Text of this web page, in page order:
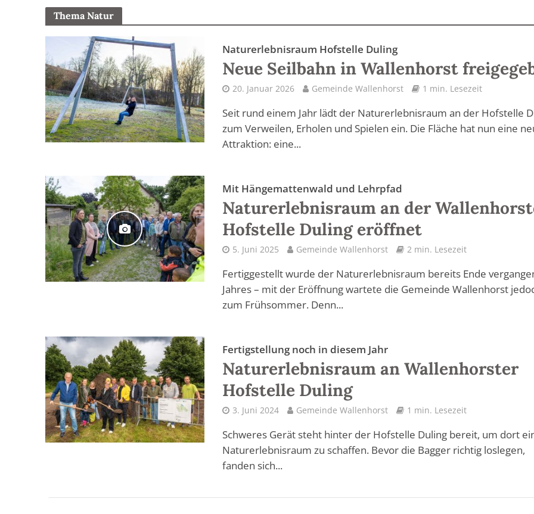
Thema Natur
Naturerlebnisraum Hofstelle Duling
Neue Seilbahn in Wallenhorst
20. Januar 2026 Gemeinde Wallenhorst 1 min. Lesezeit
Seit rund einem Jahr lädt der Naturerlebnisraum an der Hofstelle
zum Verweilen, Erholen und Spielen ein. Die Fläche hat nun eine
Attraktion: eine...
Mit Hängemattenwald und Lehrpfad
Naturerlebnisraum an der
Hofstelle Duling eröffnet
5. Juni 2025 Gemeinde Wallenhorst 2 min. Lesezeit
Fertiggestellt wurde der Naturerlebnisraum bereits Ende
Jahres – mit der Eröffnung wartete die Gemeinde Wallenhorst
zum Frühsommer. Denn...
Fertigstellung noch in diesem Jahr
Naturerlebnisraum an Wallenhorster
Hofstelle Duling
3. Juni 2024 Gemeinde Wallenhorst 1 min. Lesezeit
Schweres Gerät steht hinter der Hofstelle Duling bereit, um dort
Naturerlebnisraum zu schaffen. Bevor die Bagger richtig loslegen,
fanden sich...